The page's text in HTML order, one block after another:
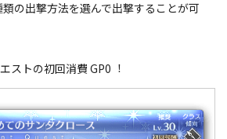
の出撃方法を選んで出撃することが可
ストの初回消費 GP0︕